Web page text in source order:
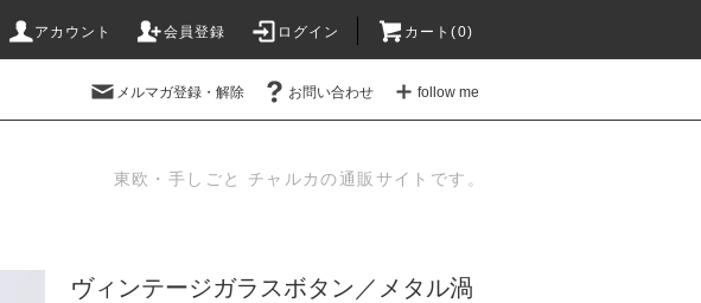
アカウント 会員登録 ログイン カート(0)
メルマガ登録・解除 お問い合わせ follow me
東欧・手しごと チャルカの通販サイトです。
ヴィンテージガラスボタン／メタル渦